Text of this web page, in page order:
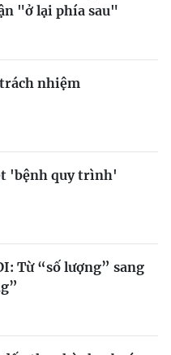
"ở lại phía sau"
nhiệm
'bệnh quy trình'
Từ “số lượng” sang